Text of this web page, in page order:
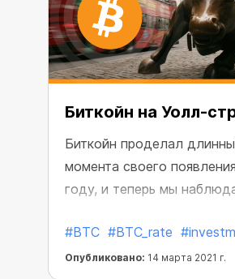
выросла более чем вдвое
последние три месяца и
семь раз с октября 2020
Биткойн на Уолл-
Биткойн проделал
момента своего
году, и теперь мы
Американский финансовый
конгломерат Morgan
#BTC #BTC_rate
Опубликовано: 14 марта 2021 г.